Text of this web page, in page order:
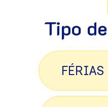
Tipo
FÉRIAS